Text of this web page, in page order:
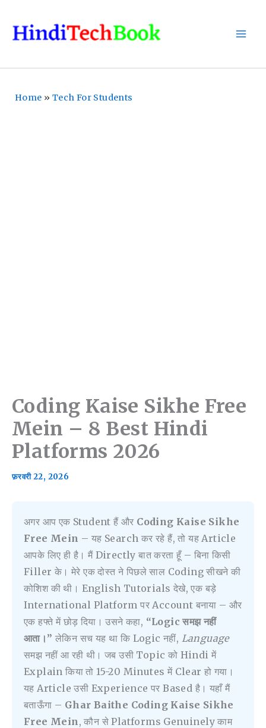
Content
Home » Tech For Students
Coding Kaise Sikhe Free
Mein – 8 Best Hindi
Platforms 2026
फ़रवरी 22, 2026
अगर आप एक Student हैं और Coding Kaise Sikhe
Free Mein – यह Search कर रहे हैं, तो यह Article
आपके लिए ही है। मैं Directly बात करता हूँ – बिना किसी
Filler के। मेरे एक दोस्त ने पिछले साल Coding सीखने की
कोशिश की थी। English Tutorials देखे, एक बड़े
International Platform पर Account बनाया – और
एक हफ्ते में छोड़ दिया। उसने कहा, “Logic समझ नहीं
आता।” लेकिन सच यह था कि Logic नहीं, Language
समझ नहीं आ रही थी। जब उसी Topic को Hindi में
Explain किया तो 15-20 Minutes में Clear हो गया।
यह Article उसी Experience पर Based है। यहाँ मैं
बताऊँगा – Ghar Baithe Coding Kaise Sikhe
Free Mein, कौन से Platforms Genuinely काम